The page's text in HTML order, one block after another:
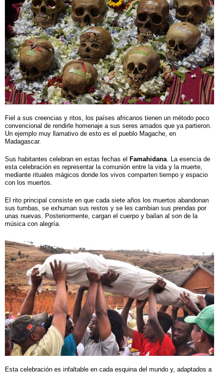
Fiel a sus creencias y ritos, los países africanos tienen un método poco
convencional de rendirle homenaje a sus seres amados que ya partieron.
Un ejemplo muy llamativo de esto es el pueblo Magache, en
Madagascar.
Sus habitantes celebran en estas fechas el Famahidana. La esencia de
esta celebración es representar la comunión entre la vida y la muerte,
mediante rituales mágicos donde los vivos comparten tiempo y espacio
con los muertos.
El rito principal consiste en que cada siete años los muertos abandonan
sus tumbas, se exhuman sus restos y se les cambian sus prendas por
unas nuevas. Posteriormente, cargan el cuerpo y bailan al son de la
música con alegría.
Esta celebración es infaltable en cada esquina del mundo y, adaptados a